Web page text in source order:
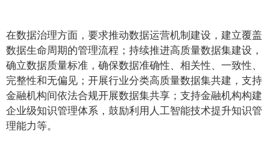
在数据治理方面，要求推动数据运营机制建设，建立覆盖
数据生命周期的管理流程；持续推进高质量数据集建设，
确立数据质量标准，确保数据准确性、相关性、一致性、
完整性和无偏见；开展行业分类高质量数据集共建，支持
金融机构间依法合规开展数据集共享；支持金融机构构建
企业级知识管理体系，鼓励利用人工智能技术提升知识管
理能力等。